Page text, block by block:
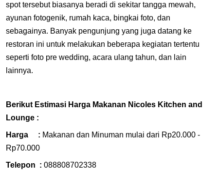
spot tersebut biasanya beradi di sekitar tangga mewah,
ayunan fotogenik, rumah kaca, bingkai foto, dan
sebagainya. Banyak pengunjung yang juga datang ke
restoran ini untuk melakukan beberapa kegiatan tertentu
seperti foto pre wedding, acara ulang tahun, dan lain
lainnya.
Berikut Estimasi Harga Makanan Nicoles Kitchen and
Lounge :
Harga : Makanan dan Minuman mulai dari Rp20.000 -
Rp70.000
Telepon : 088808702338